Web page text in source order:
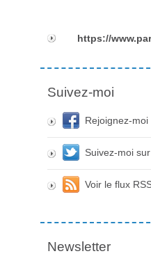
https://
Suivez-moi
Rejoignez-
Suivez-moi
Voir le flux
Newsletter